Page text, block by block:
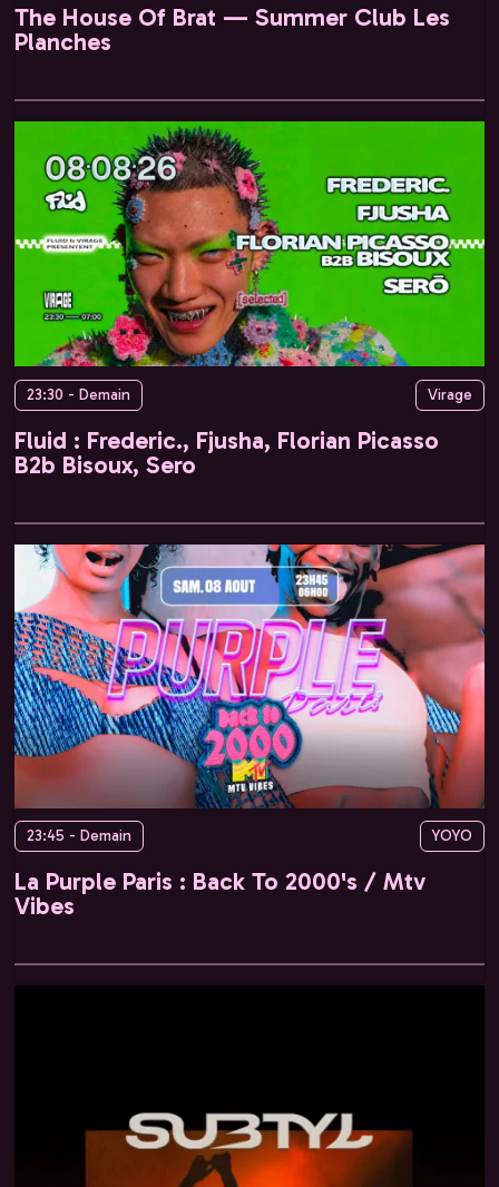
The House Of Brat — Summer Club Les
Planches
23:30 - Demain Virage
Fluid : Frederic., Fjusha, Florian Picasso
B2b Bisoux, Sero
23:45 - Demain YOYO
La Purple Paris : Back To 2000's / Mtv
Vibes